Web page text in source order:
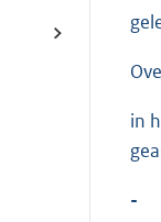
in
-